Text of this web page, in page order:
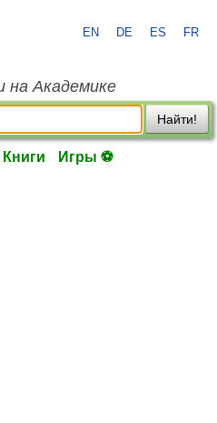
EN DE ES FR
на Академике
Найти!
Книги Игры ⚽